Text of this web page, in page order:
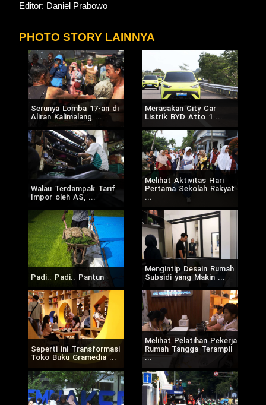
Editor: Daniel Prabowo
PHOTO STORY LAINNYA
Serunya Lomba 17-an di
Aliran Kalimalang ...
Merasakan City Car
Listrik BYD Atto 1 ...
Walau Terdampak Tarif
Impor oleh AS, ...
Melihat Aktivitas Hari
Pertama Sekolah Rakyat
...
Padi.. Padi.. Pantun
Mengintip Desain Rumah
Subsidi yang Makin ...
Seperti ini Transformasi
Toko Buku Gramedia ...
Melihat Pelatihan Pekerja
Rumah Tangga Terampil
...